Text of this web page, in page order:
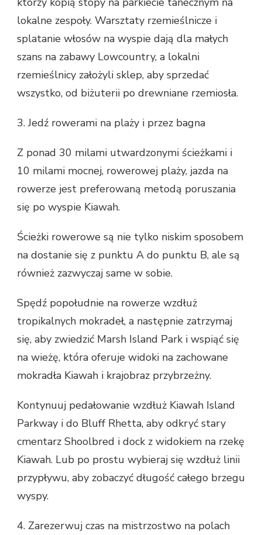
lokalne zespoły. Warsztaty rzemieślnicze i
splatanie włosów na wyspie dają dla małych
szans na zabawy Lowcountry, a lokalni
rzemieślnicy założyli sklep, aby sprzedać
wszystko, od biżuterii po drewniane rzemiosła.
3. Jedź rowerami na plaży i przez bagna
Z ponad 30 milami utwardzonymi ścieżkami i
10 milami mocnej, rowerowej plaży, jazda na
rowerze jest preferowaną metodą poruszania
się po wyspie Kiawah.
Ścieżki rowerowe są nie tylko niskim sposobem
na dostanie się z punktu A do punktu B, ale są
również zazwyczaj same w sobie.
Spędź popołudnie na rowerze wzdłuż
tropikalnych mokradeł, a następnie zatrzymaj
się, aby zwiedzić Marsh Island Park i wspiąć się
na wieżę, która oferuje widoki na zachowane
mokradła Kiawah i krajobraz przybrzeżny.
Kontynuuj pedałowanie wzdłuż Kiawah Island
Parkway i do Bluff Rhetta, aby odkryć stary
cmentarz Shoolbred i dock z widokiem na rzekę
Kiawah. Lub po prostu wybieraj się wzdłuż linii
przypływu, aby zobaczyć długość całego brzegu
wyspy.
4. Zarezerwuj czas na mistrzostwo na polach